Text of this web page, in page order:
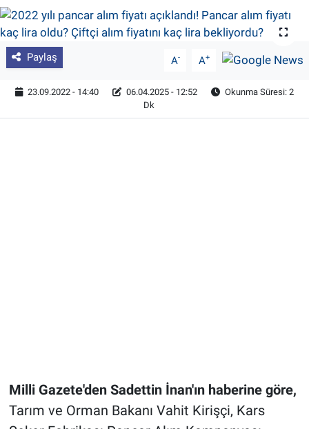
Paylaş A- A+
23.09.2022 - 14:40 06.04.2025 - 12:52
Okunma Süresi: 2
Dk
Milli Gazete'den Sadettin İnan'ın haberine göre,
Tarım ve Orman Bakanı Vahit Kirişçi, Kars
Yetiştirici Soruyor
Dünyada Tarım
Üretici Birlikleri